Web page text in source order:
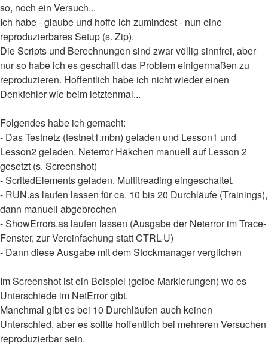
so, noch ein Versuch...
Ich habe - glaube und hoffe ich zumindest - nun eine
reproduzierbares Setup (s. Zip).
Die Scripts und Berechnungen sind zwar völlig sinnfrei, aber
nur so habe ich es geschafft das Problem einigermaßen zu
reproduzieren. Hoffentlich habe ich nicht wieder einen
Denkfehler wie beim letztenmal...
Folgendes habe ich gemacht:
- Das Testnetz (testnet1.mbn) geladen und Lesson1 und
Lesson2 geladen. Neterror Häkchen manuell auf Lesson 2
gesetzt (s. Screenshot)
- ScritedElements geladen. Multitreading eingeschaltet.
- RUN.as laufen lassen für ca. 10 bis 20 Durchläufe (Trainings),
dann manuell abgebrochen
- ShowErrors.as laufen lassen (Ausgabe der Neterror im Trace-
Fenster, zur Vereinfachung statt CTRL-U)
- Dann diese Ausgabe mit dem Stockmanager verglichen
Im Screenshot ist ein Beispiel (gelbe Markierungen) wo es
Unterschiede im NetError gibt.
Manchmal gibt es bei 10 Durchläufen auch keinen
Unterschied, aber es sollte hoffentlich bei mehreren Versuchen
reproduzierbar sein.